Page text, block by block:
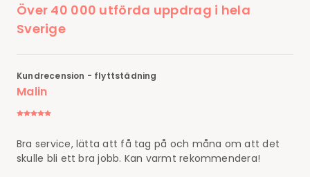
Över 40 000 utförda uppdrag i hela
Sverige
Kundrecension - flyttstädning
Malin
Bra service, lätta att få tag på och måna om att det
skulle bli ett bra jobb. Kan varmt rekommendera!